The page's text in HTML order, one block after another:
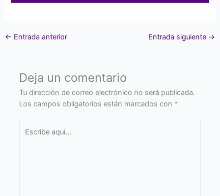
← Entrada anterior Entrada siguiente →
Deja un comentario
Tu dirección de correo electrónico no será publicada.
Los campos obligatorios están marcados con *
aquí...